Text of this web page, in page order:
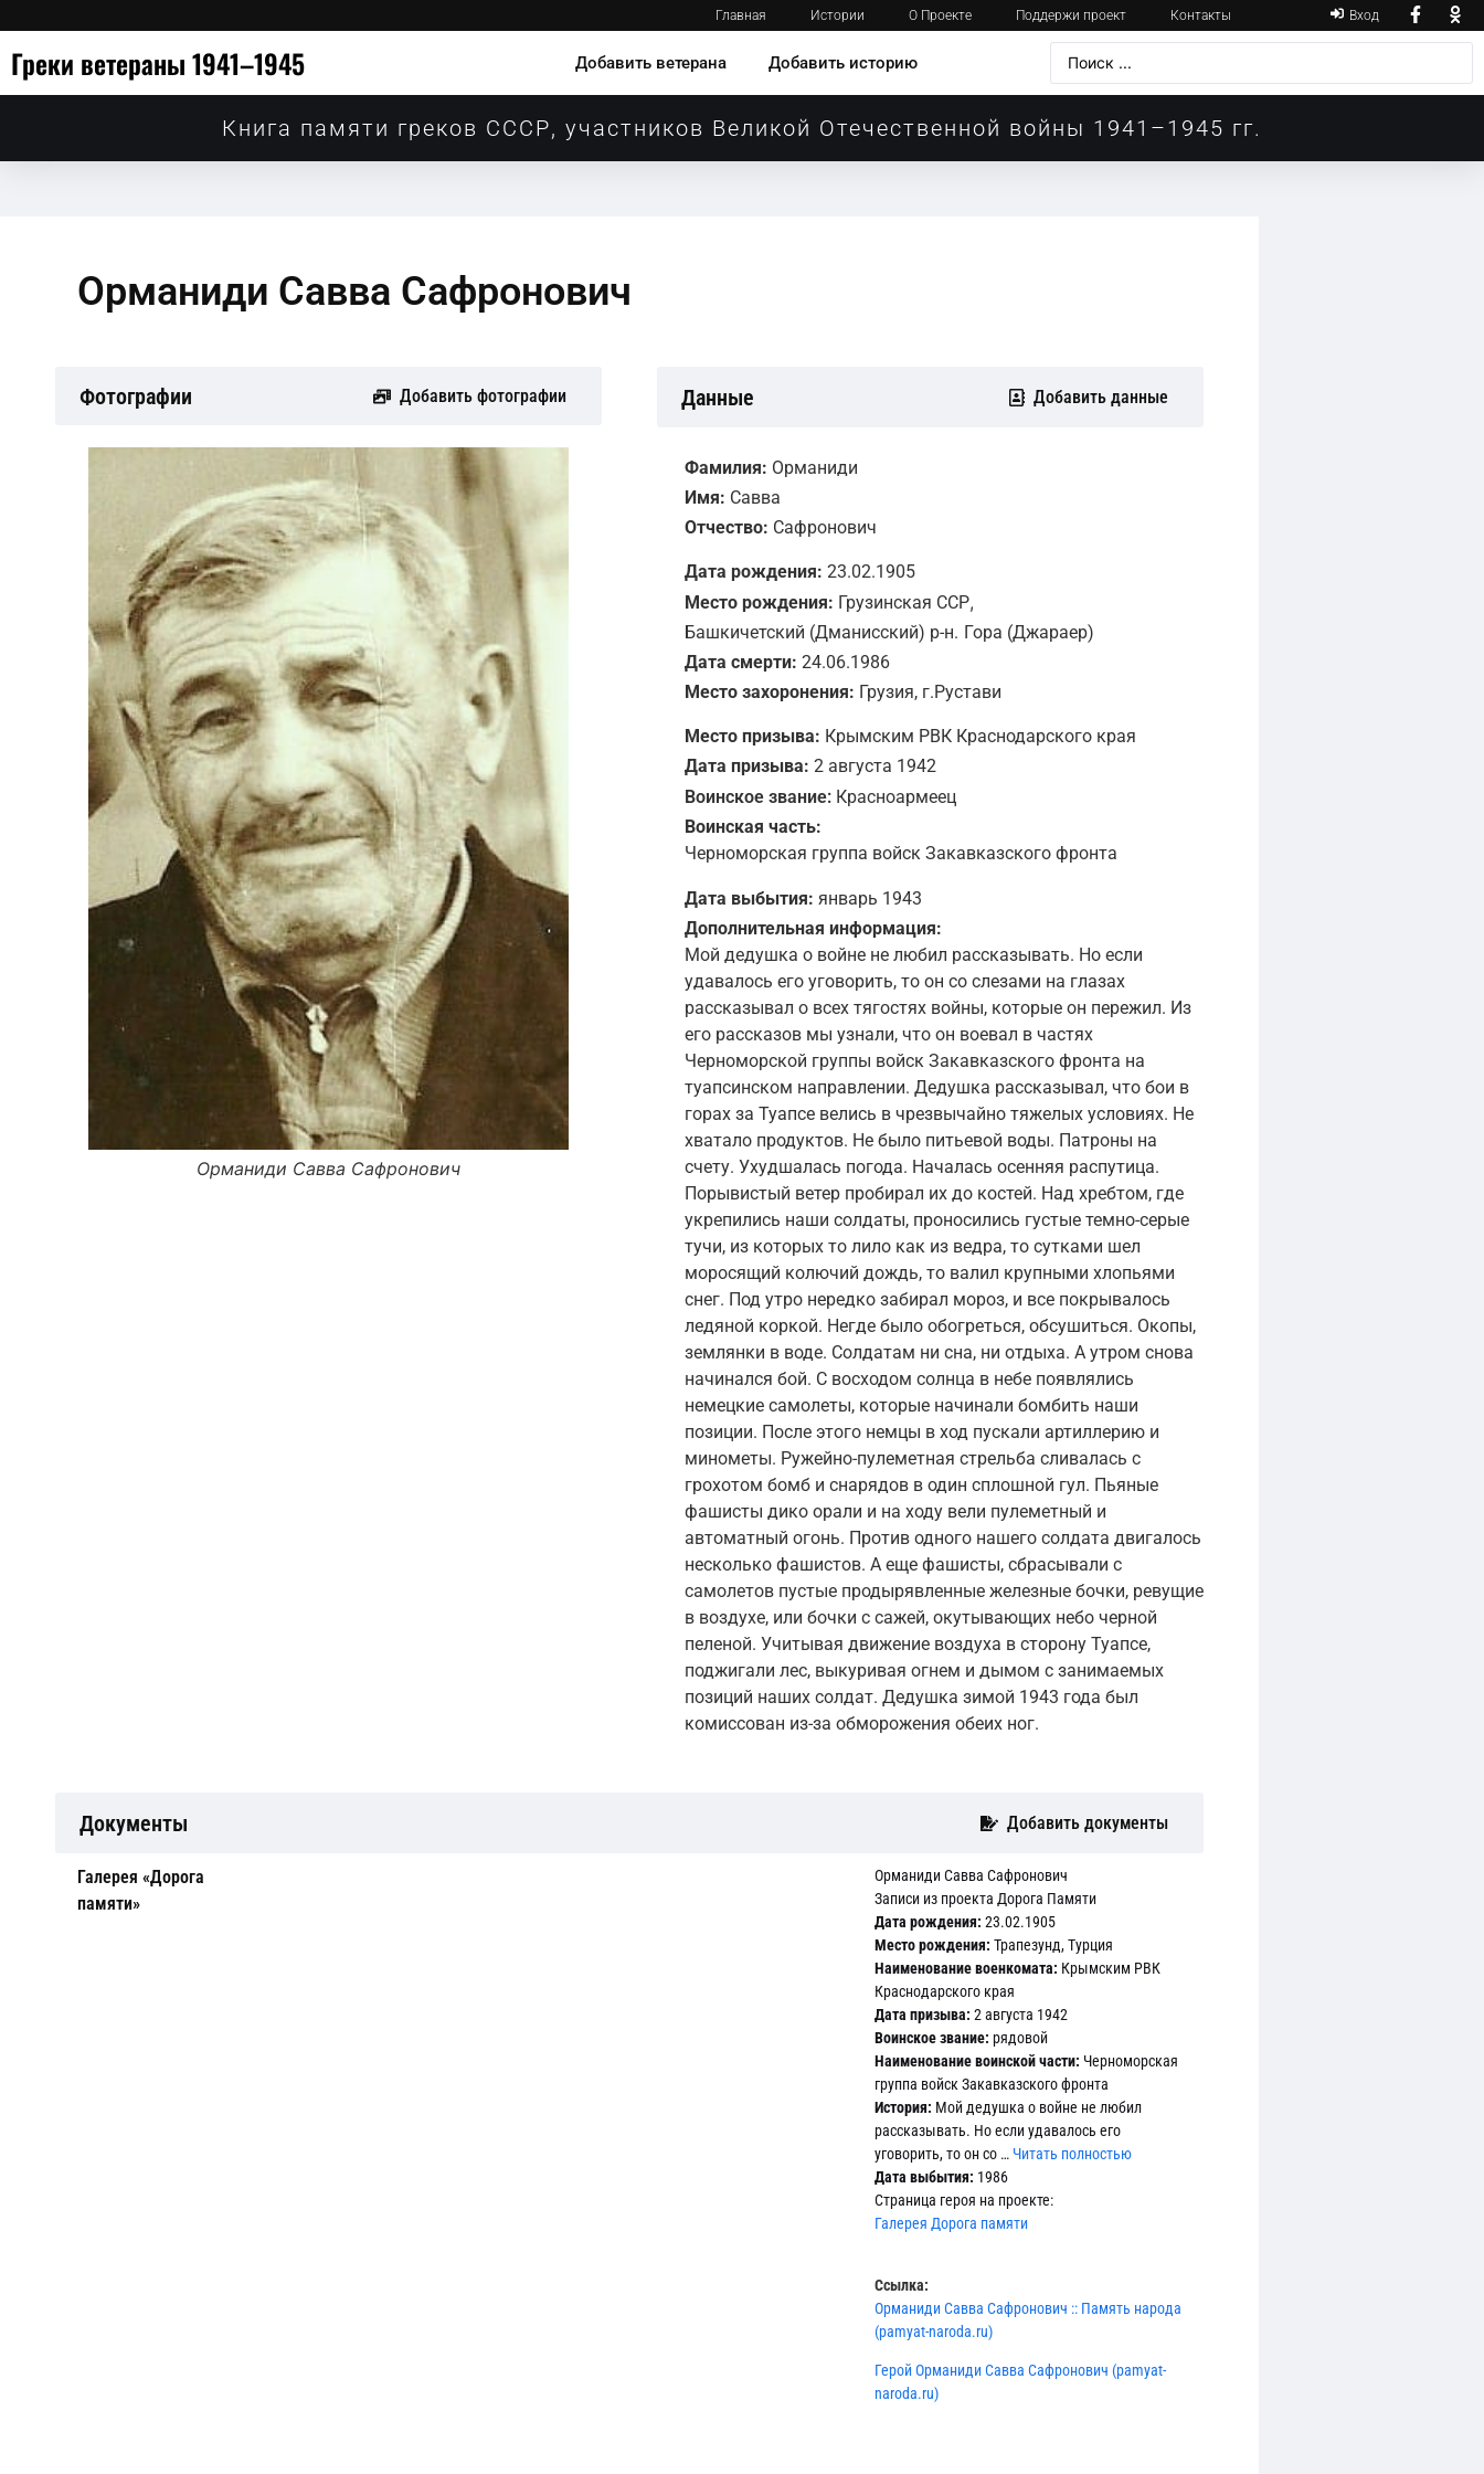
Главная Истории О Проекте Поддержи проект Контакты Вход
Греки ветераны 1941–1945 Добавить ветерана Добавить историю
Книга памяти греков СССР, участников Великой Отечественной войны 1941–1945 гг.
Орманиди Савва Сафронович
Фотографии Добавить фотографии
Орманиди Савва Сафронович
Данные Добавить данные
Фамилия: Орманиди
Имя: Савва
Отчество: Сафронович
Дата рождения: 23.02.1905
Место рождения: Грузинская ССР,
Башкичетский (Дманисский) р-н. Гора (Джараер)
Дата смерти: 24.06.1986
Место захоронения: Грузия, г.Рустави
Место призыва: Крымским РВК Краснодарского края
Дата призыва: 2 августа 1942
Воинское звание: Красноармеец
Воинская часть:
Черноморская группа войск Закавказского фронта
Дата выбытия: январь 1943
Дополнительная информация:
Мой дедушка о войне не любил рассказывать. Но если
удавалось его уговорить, то он со слезами на глазах
рассказывал о всех тягостях войны, которые он пережил. Из
его рассказов мы узнали, что он воевал в частях
Черноморской группы войск Закавказского фронта на
туапсинском направлении. Дедушка рассказывал, что бои в
горах за Туапсе велись в чрезвычайно тяжелых условиях. Не
хватало продуктов. Не было питьевой воды. Патроны на
счету. Ухудшалась погода. Началась осенняя распутица.
Порывистый ветер пробирал их до костей. Над хребтом, где
укрепились наши солдаты, проносились густые темно-серые
тучи, из которых то лило как из ведра, то сутками шел
моросящий колючий дождь, то валил крупными хлопьями
снег. Под утро нередко забирал мороз, и все покрывалось
ледяной коркой. Негде было обогреться, обсушиться. Окопы,
землянки в воде. Солдатам ни сна, ни отдыха. А утром снова
начинался бой. С восходом солнца в небе появлялись
немецкие самолеты, которые начинали бомбить наши
позиции. После этого немцы в ход пускали артиллерию и
минометы. Ружейно-пулеметная стрельба сливалась с
грохотом бомб и снарядов в один сплошной гул. Пьяные
фашисты дико орали и на ходу вели пулеметный и
автоматный огонь. Против одного нашего солдата двигалось
несколько фашистов. А еще фашисты, сбрасывали с
самолетов пустые продырявленные железные бочки, ревущие
в воздухе, или бочки с сажей, окутывающих небо черной
пеленой. Учитывая движение воздуха в сторону Туапсе,
поджигали лес, выкуривая огнем и дымом с занимаемых
позиций наших солдат. Дедушка зимой 1943 года был
комиссован из-за обморожения обеих ног.
Документы Добавить документы
Галерея «Дорога
памяти»
Орманиди Савва Сафронович
Записи из проекта Дорога Памяти
Дата рождения: 23.02.1905
Место рождения: Трапезунд, Турция
Наименование военкомата: Крымским РВК
Краснодарского края
Дата призыва: 2 августа 1942
Воинское звание: рядовой
Наименование воинской части: Черноморская
группа войск Закавказского фронта
История: Мой дедушка о войне не любил
рассказывать. Но если удавалось его
уговорить, то он со … Читать полностью
Дата выбытия: 1986
Страница героя на проекте:
Галерея Дорога памяти
Ссылка:
Орманиди Савва Сафронович :: Память народа
(pamyat-naroda.ru)
Герой Орманиди Савва Сафронович (pamyat-
naroda.ru)